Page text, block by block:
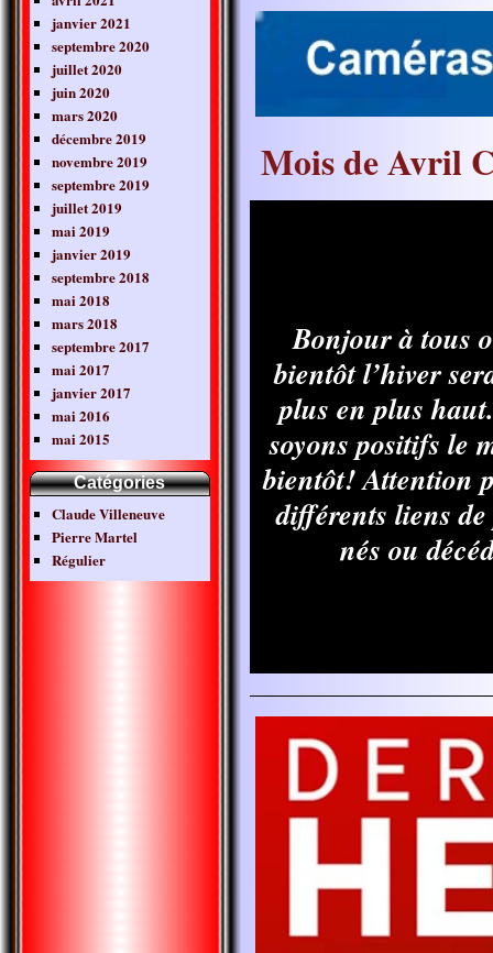
janvier 2021
septembre 2020
juillet 2020
juin 2020
mars 2020
décembre 2019
novembre 2019
septembre 2019
juillet 2019
mai 2019
janvier 2019
septembre 2018
mai 2018
mars 2018
septembre 2017
mai 2017
janvier 2017
mai 2016
mai 2015
Catégories
Claude Villeneuve
Pierre Martel
Régulier
Mois de Avril
Bonjour à tous
bientôt l’hiver
plus en plus
soyons positifs le
bientôt! Attention
différents liens
nés ou